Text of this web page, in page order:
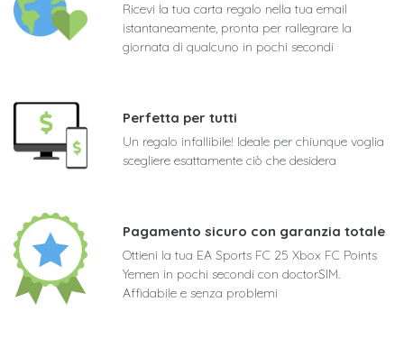
Ricevi la tua carta regalo nella tua email
istantaneamente, pronta per rallegrare la
giornata di qualcuno in pochi secondi
Perfetta per tutti
Un regalo infallibile! Ideale per chiunque voglia
scegliere esattamente ciò che desidera
Pagamento sicuro con garanzia totale
Ottieni la tua EA Sports FC 25 Xbox FC Points
Yemen in pochi secondi con doctorSIM.
Affidabile e senza problemi